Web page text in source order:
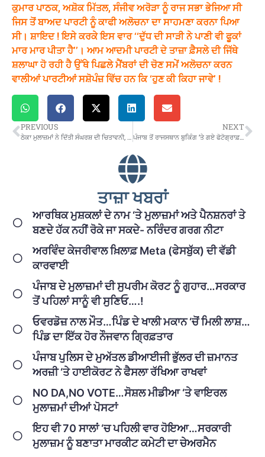
ਕੁਮਾਰ ਪਾਠਕ, ਅਸ਼ੋਕ ਮਿੱਤਲ, ਸੰਜੀਵ ਅਰੋੜਾ ਨੂੰ ਰਾਜ ਸਭਾ ਭੇਜਿਆ ਸੀ
ਜਿਸ ਤੋਂ ਬਾਅਦ ਪਾਰਟੀ ਨੂੰ ਕਾਫੀ ਅਲੋਚਨਾ ਦਾ ਸਾਹਮਣਾ ਕਰਨਾ ਪਿਆ
ਸੀ। ਸ਼ਾਇਦ ! ਇਸੇ ਕਰਕੇ ਇਸ ਵਾਰ ‘‘ਦੁੱਧ ਦੀ ਸਾੜੀ ਨੇ ਪਾਣੀ ਵੀ ਫੂਕਾਂ
ਮਾਰ ਮਾਰ ਪੀਤਾ ਹੈ’’। ਆਮ ਆਦਮੀ ਪਾਰਟੀ ਦੇ ਤਾਜ਼ਾ ਫ਼ੈਸਲੇ ਦੀ ਜਿੱਥੇ
ਸ਼ਲਾਘਾ ਹੋ ਰਹੀ ਹੈ ਉੱਥੇ ਪਿਛਲੇ ਮੈਂਬਰਾਂ ਦੀ ਚੋਣ ਸਮੇਂ ਅਲੋਚਨਾ ਕਰਨ
ਵਾਲੀਆਂ ਪਾਰਟੀਆਂ ਸਸ਼ੋਪੰਜ਼ ਵਿੱਚ ਹਨ ਕਿ ‘ਹੁਣ ਕੀ ਕਿਹਾ ਜਾਵੇ’ !
PREVIOUS
ਠੇਕਾ ਮੁਲਾਜ਼ਮਾਂ ਨੇ ਦਿੱਤੀ ਸੰਘਰਸ਼ ਦੀ ਚਿਤਾਵਨੀ, ਝੰਡਾ ਮਾਰਚ ਕਰਕੇ ਮੁੱਖ ਮੰਤਰੀ ਨੂੰ ਭੇਜਿਆ ਮੰਗ ਪੱਤਰ
NEXT
ਪੰਜਾਬ ਤੋਂ ਰਾਜਸਥਾਨ ਬੁਕਿੰਗ ’ਤੇ ਗਏ ਫੋਟੋਗ੍ਰਾਫ਼ਰਾਂ ਨਾਲ ਫਿਲਮੀ ਸਟਾਈਲ ’ਚ ਮਾਰੀ ਠੱਗੀ
ਤਾਜ਼ਾ ਖਬਰਾਂ
ਆਰਥਿਕ ਮੁਸ਼ਕਲਾਂ ਦੇ ਨਾਮ ‘ਤੇ ਮੁਲਾਜ਼ਮਾਂ ਅਤੇ ਪੈਨਸ਼ਨਰਾਂ ਤੇ
ਬਣਦੇ ਹੱਕ ਨਹੀਂ ਰੋਕੇ ਜਾ ਸਕਦੇ- ਨਰਿੰਦਰ ਗਰਗ ਨੀਟਾ
ਅਰਵਿੰਦ ਕੇਜਰੀਵਾਲ ਖ਼ਿਲਾਫ਼ Meta (ਫੇਸਬੁੱਕ) ਦੀ ਵੱਡੀ
ਕਾਰਵਾਈ
ਪੰਜਾਬ ਦੇ ਮੁਲਾਜ਼ਮਾਂ ਦੀ ਸੁਪਰੀਮ ਕੋਰਟ ਨੂੰ ਗੁਹਾਰ…ਸਰਕਾਰ
ਤੋਂ ਪਹਿਲਾਂ ਸਾਨੂੰ ਵੀ ਸੁਣਿਓ….!
ਓਵਰਡੋਜ਼ ਨਾਲ ਮੌਤ…ਪਿੰਡ ਦੇ ਖਾਲੀ ਮਕਾਨ ‘ਚੋਂ ਮਿਲੀ ਲਾਸ਼…
ਪਿੰਡ ਦਾ ਇੱਕ ਹੋਰ ਨੌਜਵਾਨ ਗ੍ਰਿਫ਼ਤਾਰ
ਪੰਜਾਬ ਪੁਲਿਸ ਦੇ ਮੁਅੱਤਲ ਡੀਆਈਜੀ ਭੁੱਲਰ ਦੀ ਜ਼ਮਾਨਤ
ਅਰਜ਼ੀ ‘ਤੇ ਹਾਈਕੋਰਟ ਨੇ ਫੈਸਲਾ ਰੱਖਿਆ ਰਾਖਵਾਂ
NO DA,NO VOTE…ਸੋਸ਼ਲ ਮੀਡੀਆ ‘ਤੇ ਵਾਇਰਲ
ਮੁਲਾਜ਼ਮਾਂ ਦੀਆਂ ਪੋਸਟਾਂ
ਇਹ ਵੀ 70 ਸਾਲਾਂ ‘ਚ ਪਹਿਲੀ ਵਾਰ ਹੋਇਆ…ਸਰਕਾਰੀ
ਮੁਲਾਜ਼ਮ ਨੂੰ ਬਣਾਤਾ ਮਾਰਕੀਟ ਕਮੇਟੀ ਦਾ ਚੇਅਰਮੈਨ